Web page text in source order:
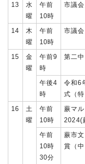
13
水
曜
午前
10時
市議
14
木
曜
午前
10時
市議
15
金
曜
午前9
時
第二
午後4
時
令和6
式（特
16
土
曜
午前
10時
蕨マ
2024(
午前
10時
30分
蕨市
賞（中